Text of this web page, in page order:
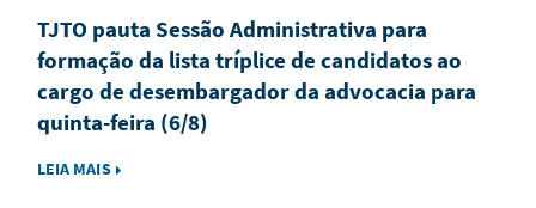
TJTO pauta Sessão Administrativa para
formação da lista tríplice de candidatos ao
cargo de desembargador da advocacia para
quinta-feira (6/8)
LEIA MAIS